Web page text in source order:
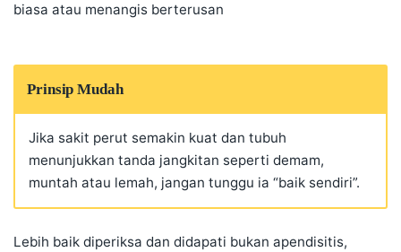
biasa atau menangis berterusan
Prinsip Mudah
Jika sakit perut semakin kuat dan tubuh
menunjukkan tanda jangkitan seperti demam,
muntah atau lemah, jangan tunggu ia “baik sendiri”.
Lebih baik diperiksa dan didapati bukan apendisitis,